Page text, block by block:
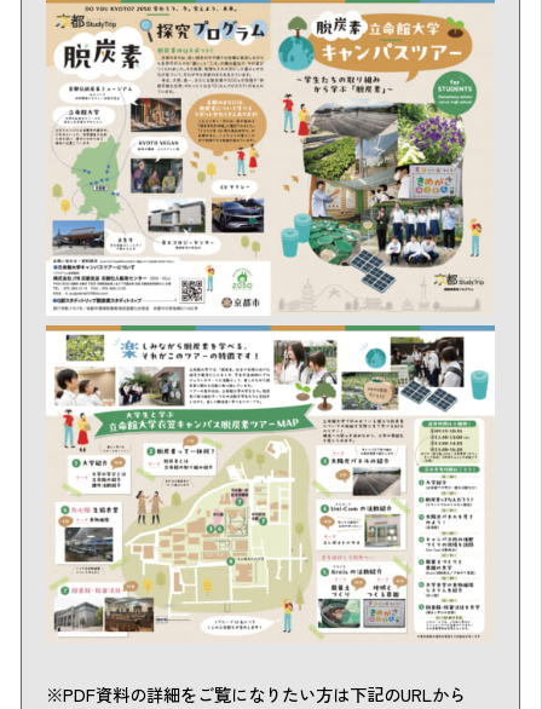
※PDF資料の詳細をご覧になりたい方は下記のURLから